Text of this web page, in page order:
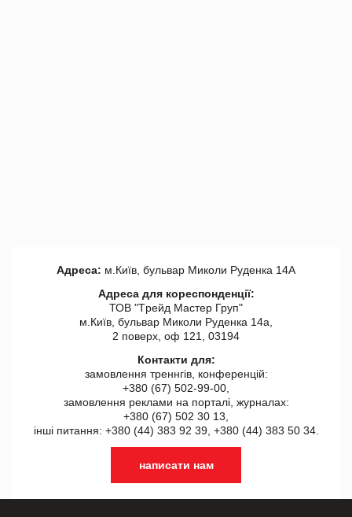
Адреса: м.Київ, бульвар Миколи Руденка 14А
Адреса для кореспонденції:
ТОВ "Tрейд Мастер Груп"
м.Київ, бульвар Миколи Руденка 14а,
2 поверх, оф 121, 03194
Контакти для:
замовлення треннгів, конференцій:
+380 (67) 502-99-00,
замовлення реклами на порталі, журналах:
+380 (67) 502 30 13,
інші питання: +380 (44) 383 92 39, +380 (44) 383 50 34.
написати нам